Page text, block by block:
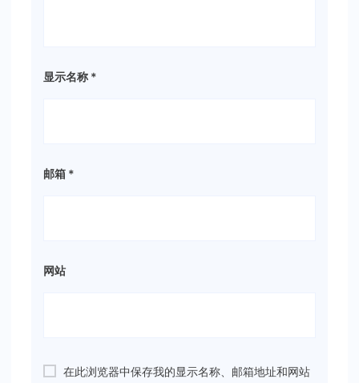
显示名称 *
邮箱 *
网站
在此浏览器中保存我的显示名称、邮箱地址和网站